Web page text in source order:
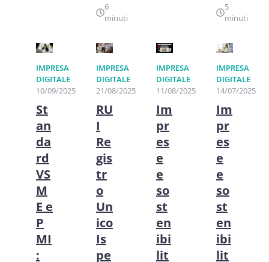
6
minuti
5
minuti
IMPRESA
DIGITALE
10/09/2025
St
an
da
rd
VS
M
E e
P
MI
:
IMPRESA
DIGITALE
21/08/2025
RU
I
Re
gis
tr
o
Un
ico
Is
pe
IMPRESA
DIGITALE
11/08/2025
Im
pr
es
e
e
so
st
en
ibi
lit
IMPRESA
DIGITALE
14/07/2025
Im
pr
es
e
e
so
st
en
ibi
lit